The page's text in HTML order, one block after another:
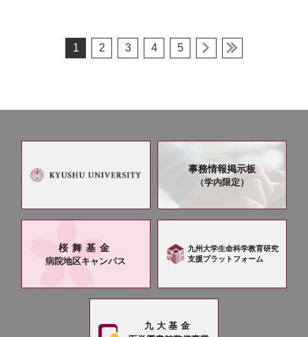
1 2 3 4 5
事務情報掲示板
（学内限定）
桜舞基金
病院地区キャンパス
九州大学生命科学教育研究
支援プラットフォーム
九大基金